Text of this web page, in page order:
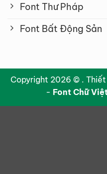
Font Thư Pháp
Font Bất Động Sản
Copyright 2026 © .
- Font Chữ